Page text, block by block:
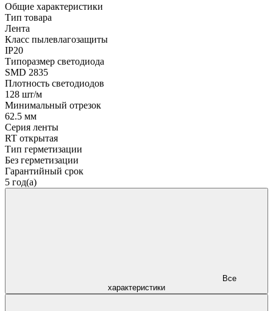
Общие характеристики
Тип товара
Лента
Класс пылевлагозащиты
IP20
Типоразмер светодиода
SMD 2835
Плотность светодиодов
128 шт/м
Минимальный отрезок
62.5 мм
Серия ленты
RT открытая
Тип герметизации
Без герметизации
Гарантийный срок
5 год(а)
характеристики